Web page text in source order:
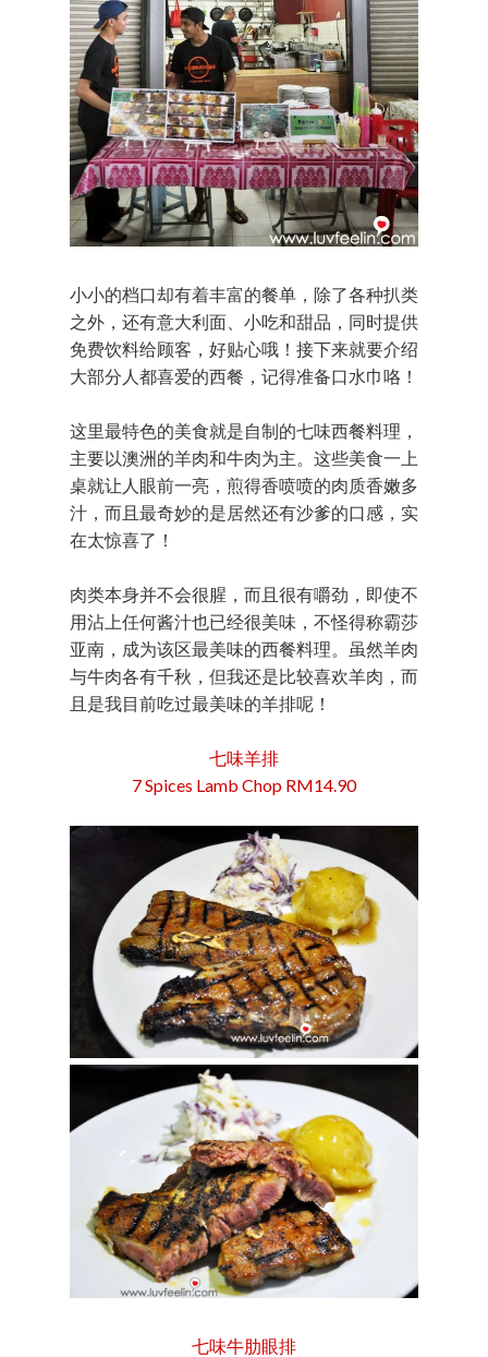
小小的档口却有着丰富的餐单，除了各种扒类
之外，还有意大利面、小吃和甜品，同时提供
免费饮料给顾客，好贴心哦！接下来就要介绍
大部分人都喜爱的西餐，记得准备口水巾咯！
这里最特色的美食就是自制的七味西餐料理，
主要以澳洲的羊肉和牛肉为主。这些美食一上
桌就让人眼前一亮，煎得香喷喷的肉质香嫩多
汁，而且最奇妙的是居然还有沙爹的口感，实
在太惊喜了！
肉类本身并不会很腥，而且很有嚼劲，即使不
用沾上任何酱汁也已经很美味，不怪得称霸莎
亚南，成为该区最美味的西餐料理。虽然羊肉
与牛肉各有千秋，但我还是比较喜欢羊肉，而
且是我目前吃过最美味的羊排呢！
七味羊排
7 Spices Lamb Chop RM14.90
七味牛肋眼排